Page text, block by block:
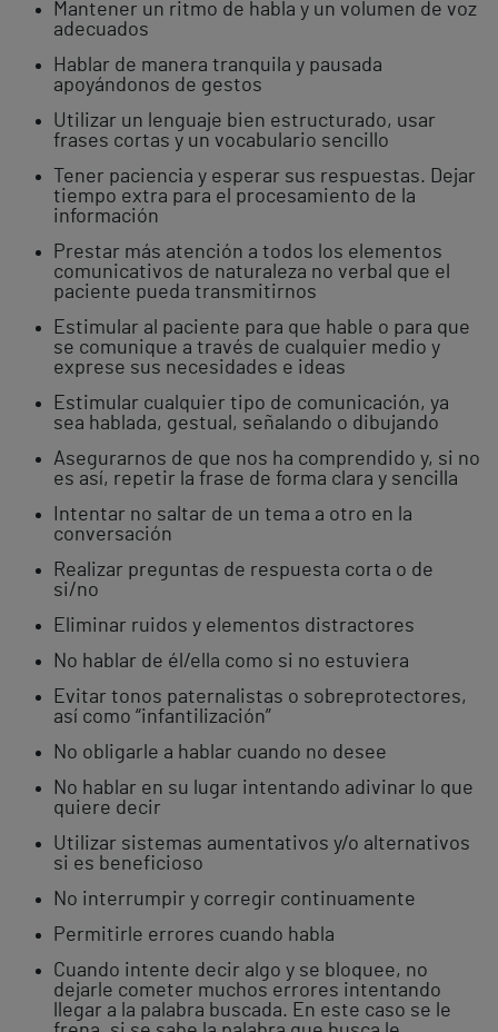
Mantener un ritmo de habla y un volumen de voz
adecuados
Hablar de manera tranquila y pausada
apoyándonos de gestos
Utilizar un lenguaje bien estructurado, usar
frases cortas y un vocabulario sencillo
Tener paciencia y esperar sus respuestas. Dejar
tiempo extra para el procesamiento de la
información
Prestar más atención a todos los elementos
comunicativos de naturaleza no verbal que el
paciente pueda transmitirnos
Estimular al paciente para que hable o para que
se comunique a través de cualquier medio y
exprese sus necesidades e ideas
Estimular cualquier tipo de comunicación, ya
sea hablada, gestual, señalando o dibujando
Asegurarnos de que nos ha comprendido y, si no
es así, repetir la frase de forma clara y sencilla
Intentar no saltar de un tema a otro en la
conversación
Realizar preguntas de respuesta corta o de
si/no
Eliminar ruidos y elementos distractores
No hablar de él/ella como si no estuviera
Evitar tonos paternalistas o sobreprotectores,
así como “infantilización”
No obligarle a hablar cuando no desee
No hablar en su lugar intentando adivinar lo que
quiere decir
Utilizar sistemas aumentativos y/o alternativos
si es beneficioso
No interrumpir y corregir continuamente
Permitirle errores cuando habla
Cuando intente decir algo y se bloquee, no
dejarle cometer muchos errores intentando
llegar a la palabra buscada. En este caso se le